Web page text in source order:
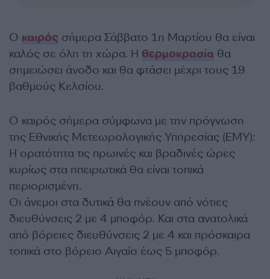
Ο καιρός σήμερα Σάββατο 1η Μαρτίου θα είναι
καλός σε όλη τη χώρα. Η θερμοκρασία θα
σημειώσει άνοδο και θα φτάσει μέχρι τους 19
βαθμούς Κελσίου.
Ο καιρός σήμερα σύμφωνα με την πρόγνωση
της Εθνικής Μετεωρολογικής Υπηρεσίας (ΕΜΥ):
Η ορατότητα τις πρωινές και βραδινές ώρες
κυρίως στα ηπειρωτικά θα είναι τοπικά
περιορισμένη.
Οι άνεμοι στα δυτικά θα πνέουν από νότιες
διευθύνσεις 2 με 4 μποφόρ. Και στα ανατολικά
από βόρειες διευθύνσεις 2 με 4 και πρόσκαιρα
τοπικά στο βόρειο Αιγαίο έως 5 μποφόρ.